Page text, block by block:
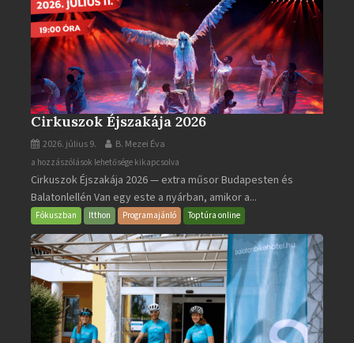
Cirkuszok Éjszakája 2026
2026. július 9. B. Mezei Éva
Cirkuszok
Éjszakája
2026
bejegyzéshez
a hozzászólások lehetősége kikapcsolva
Cirkuszok Éjszakája 2026 — extra műsor Budapesten és
Balatonlellén Van egy este a nyárban, amikor a...
Fókuszban Itthon Programajánló Toptúra online